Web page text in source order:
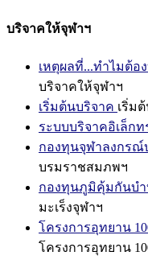
บริจาคให้จุฬาฯ
เหตุผลที่...ทำไมต้อ
บริจาคให้จุฬาฯ
เริ่มต้นบริจาค เริ่ม
ระบบบริจาคอิเล็ก
กองทุนจุฬาลงกร
บรมราชสมภพฯ
กองทุนภูมิคุ้มกันบำ
มะเร็งจุฬาฯ
โครงการอุทยาน
โครงการอุทยาน